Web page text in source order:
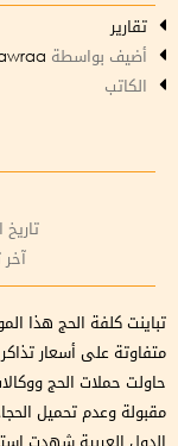
تقارير
أضيف بواسطة
الكاتب
تاريخ
تباينت كلفة الحج هذا
متفاوتة على أسعار
حاولت حملات الحج
مقبولة وعدم تحميل